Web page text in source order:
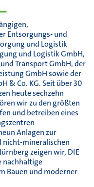
Entsorgungs- und
und Logistik
und Logistik GmbH,
Transport GmbH, der
GmbH sowie der
& Co. KG. Seit über 30
heute sechzehn
wir zu den größten
und betreiben eines
Anlagen zur
nicht-mineralischen
zeigen wir, DIE
nachhaltige
Bauen und moderner